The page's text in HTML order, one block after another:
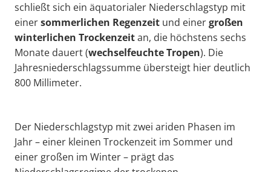
schließt sich ein äquatorialer Niederschlagstyp mit
einersommerlichen Regenzeit und einergroßen
winterlichen Trockenzeitan, die höchstens sechs
Monate dauert (wechselfeuchte Tropen). Die
Jahresniederschlagssumme übersteigt hier deutlich
800 Millimeter.
Der Niederschlagstyp mit zwei ariden Phasen im
Jahr – einer kleinen Trockenzeit im Sommer und
einer großen im Winter – prägt das